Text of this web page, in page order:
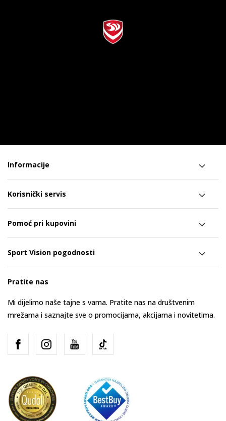
Informacije
Korisnički servis
Pomoć pri kupovini
Sport Vision pogodnosti
Pratite nas
Mi dijelimo naše tajne s vama. Pratite nas na društvenim
mrežama i saznajte sve o promocijama, akcijama i novitetima.